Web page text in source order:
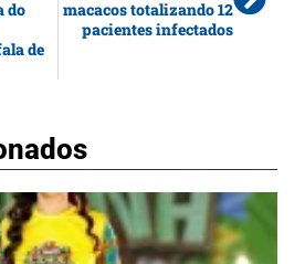
do
de
macacos totalizando 12
pacientes infectados